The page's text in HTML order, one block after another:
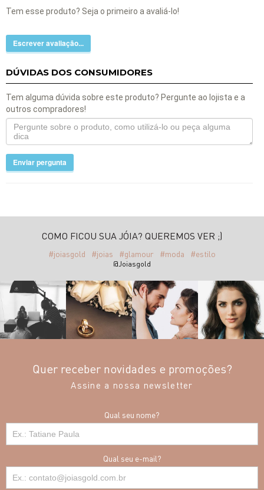
Tem esse produto? Seja o primeiro a avaliá-lo!
Escrever avaliação...
DÚVIDAS DOS CONSUMIDORES
Tem alguma dúvida sobre este produto? Pergunte ao lojista e a
outros compradores!
Enviar pergunta
COMO FICOU SUA JÓIA? QUEREMOS VER ;)
#joiasgold #joias #glamour #moda #estilo
@Joiasgold
Quer receber novidades e promoções?
Assine a nossa newsletter
Qual seu nome?
Qual seu e-mail?